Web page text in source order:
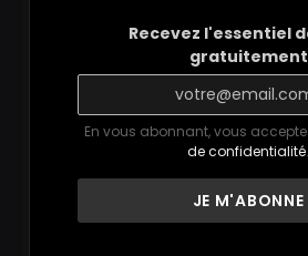
Recevez l'essentiel
gratuitement
En vous abonnant, vous
de confidentialité.